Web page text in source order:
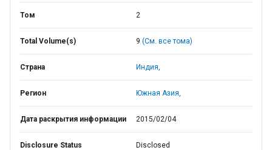
Том 2
Total Volume(s) 9 (См. все тома)
Страна Индия,
Регион Южная Азия,
Дата раскрытия информации 2015/02/04
Disclosure Status Disclosed